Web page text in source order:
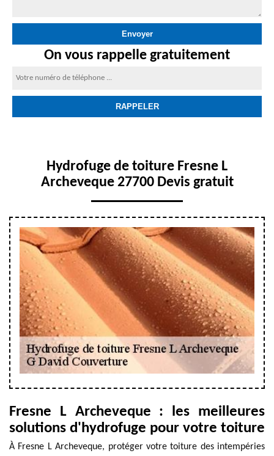
On vous rappelle gratuitement
Hydrofuge de toiture Fresne L
Archeveque 27700 Devis gratuit
Fresne L Archeveque : les meilleures
solutions d'hydrofuge pour votre toiture
À Fresne L Archeveque, protéger votre toiture des intempéries